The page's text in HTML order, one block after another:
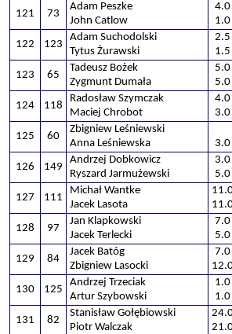
121
73
Adam Peszke
John Catlow
4.0
1.0
122
123
Adam Suchodolski
Tytus Żurawski
2.5
1.5
123
65
Tadeusz Bożek
Zygmunt Dumała
5.0
5.0
124
118
Radosław Szymczak
Maciej Chrobot
4.0
3.0
125 60
Zbigniew Leśniewski
Anna Leśniewska
3.0
126
149
Andrzej Dobkowicz
Ryszard Jarmużewski
3.0
5.0
127 111
Michał Wantke
Jacek Lasota
128 97
Jan Klapkowski
Jacek Terlecki
7.0
5.0
129 84
Jacek Batóg
Zbigniew Lasocki
7.0
130 125
Andrzej Trzeciak
Artur Szybowski
1.0
1.0
131 82
Stanisław Gołębiowski
Piotr Walczak